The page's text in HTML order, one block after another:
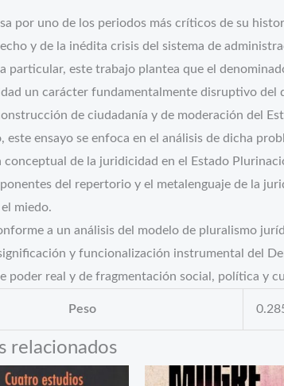
por uno de los periodos más críticos de su
y de la inédita crisis del sistema de
particular, este trabajo plantea que el
un carácter fundamentalmente disruptivo
de ciudadanía y de moderación del
este ensayo se enfoca en el análisis de dicha
conceptual de la juridicidad en el Estado
del repertorio y el metalenguaje de la
miedo.
a un análisis del modelo de pluralismo
y funcionalización instrumental del
poder real y de fragmentación social, política y
Peso
relacionados